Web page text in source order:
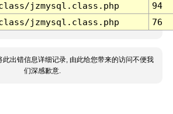
jzmysql.class.php
94
jzmysql.class.php 76
此出错信息详细记录, 由此给您带来的访问不便我
们深感歉意.